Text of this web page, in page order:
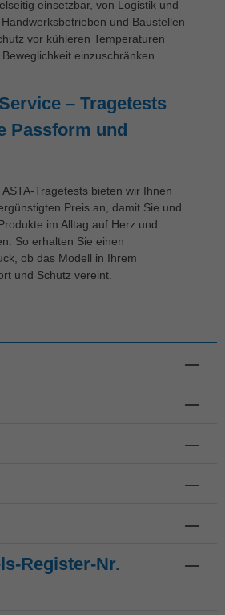
einsetzbar, von Logistik und
und Baustellen
vor kühleren Temperaturen
einzuschränken.
– Tragetests
Passform und
Tragetests bieten wir Ihnen
Preis an, damit Sie und
im Alltag auf Herz und
So erhalten Sie einen
ob das Modell in Ihrem
und Schutz vereint.
Register-Nr.